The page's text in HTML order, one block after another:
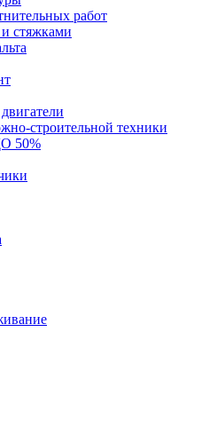
работ
стяжками
строительной техники
50%